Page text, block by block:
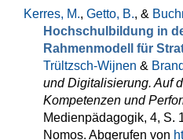
Kerres, M., Getto, B., &
Hochschulbildung in
Rahmenmodell für
Trültzsch-Wijnen &
und Digitalisierung. Auf
Kompetenzen und
Medienpädagogik, 4, S.
Nomos. Abgerufen von